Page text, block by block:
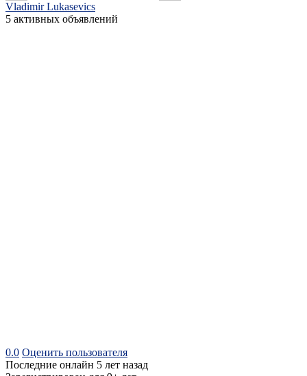
Vladimir Lukasevics
5 активных объявлений
0.0 Оценить пользователя
Последние онлайн 5 лет назад